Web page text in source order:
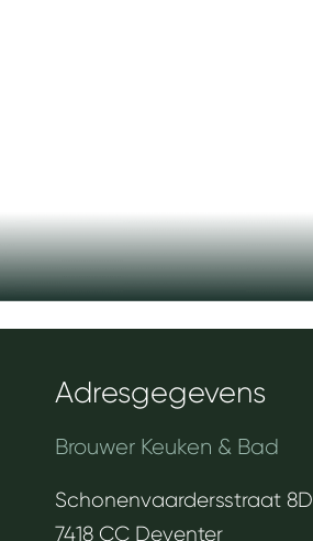
Adresgegevens
Brouwer Keuken & Bad
Schonenvaardersstraat 8D
7418 CC Deventer